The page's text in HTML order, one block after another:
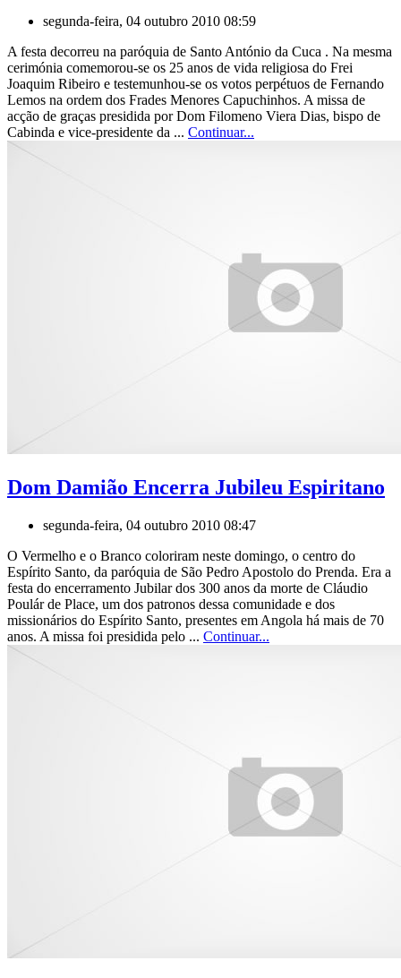
segunda-feira, 04 outubro 2010 08:59
A festa decorreu na paróquia de Santo António da Cuca . Na mesma
cerimónia comemorou-se os 25 anos de vida religiosa do Frei
Joaquim Ribeiro e testemunhou-se os votos perpétuos de Fernando
Lemos na ordem dos Frades Menores Capuchinhos. A missa de
acção de graças presidida por Dom Filomeno Viera Dias, bispo de
Cabinda e vice-presidente da ... Continuar...
Dom Damião Encerra Jubileu Espiritano
segunda-feira, 04 outubro 2010 08:47
O Vermelho e o Branco coloriram neste domingo, o centro do
Espírito Santo, da paróquia de São Pedro Apostolo do Prenda. Era a
festa do encerramento Jubilar dos 300 anos da morte de Cláudio
Poulár de Place, um dos patronos dessa comunidade e dos
missionários do Espírito Santo, presentes em Angola há mais de 70
anos. A missa foi presidida pelo ... Continuar...